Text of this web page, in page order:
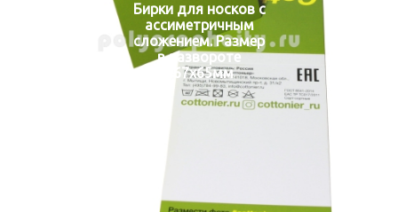
Бирки для носков с
ассиметричным
сложением. Размер
в развороте
167х65мм